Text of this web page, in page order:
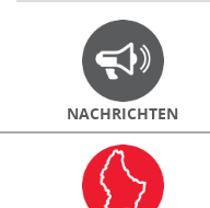
NACHRICHTEN